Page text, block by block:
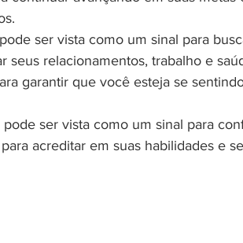
ser vista como um sinal para
seus relacionamentos, trabalho e
garantir que você esteja se
ser vista como um sinal para
acreditar em suas habilidades e